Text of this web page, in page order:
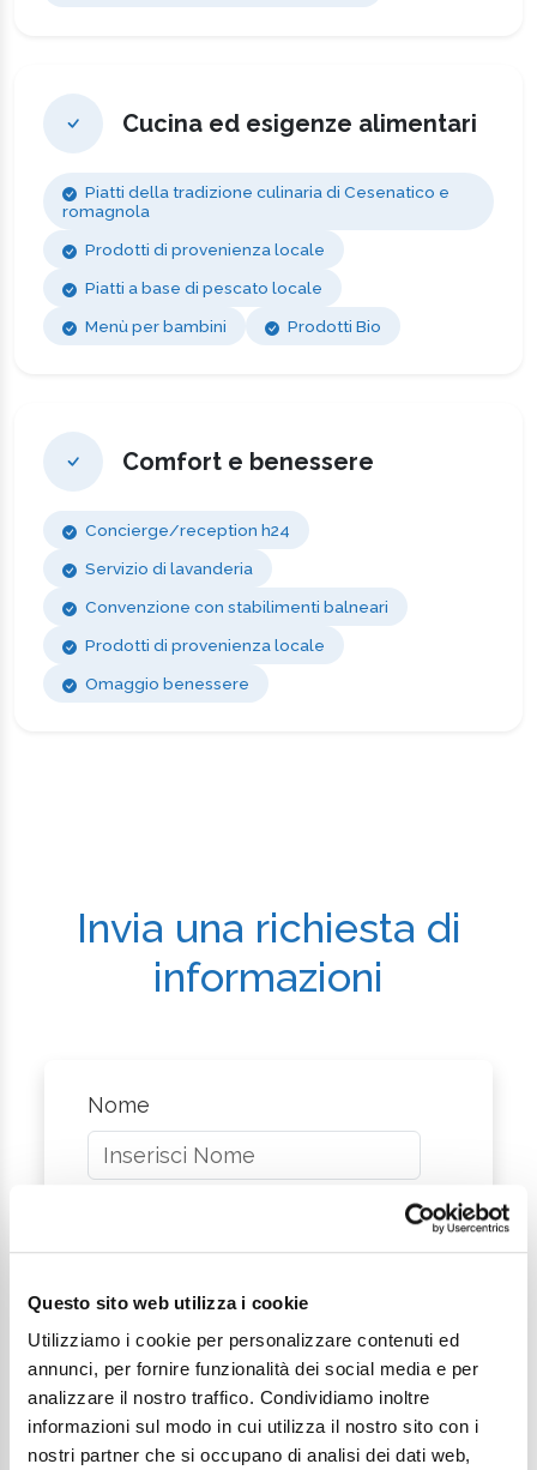
Questo sito web utilizza i cookie
Utilizziamo i cookie per personalizzare contenuti ed
annunci, per fornire funzionalità dei social media e per
analizzare il nostro traffico. Condividiamo inoltre
informazioni sul modo in cui utilizza il nostro sito con i
nostri partner che si occupano di analisi dei dati web,
Cucina ed esigenze alimentari
Piatti della tradizione culinaria di Cesenatico e
romagnola
Prodotti di provenienza locale
Piatti a base di pescato locale
Menù per bambini
Prodotti Bio
Comfort e benessere
Concierge/reception h24
Servizio di lavanderia
Convenzione con stabilimenti balneari
Prodotti di provenienza locale
Omaggio benessere
Invia una richiesta di
informazioni
Nome
Email
Telefono